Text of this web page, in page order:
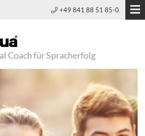
+49 841 88 51 85-0
Coach für Spracherfolg